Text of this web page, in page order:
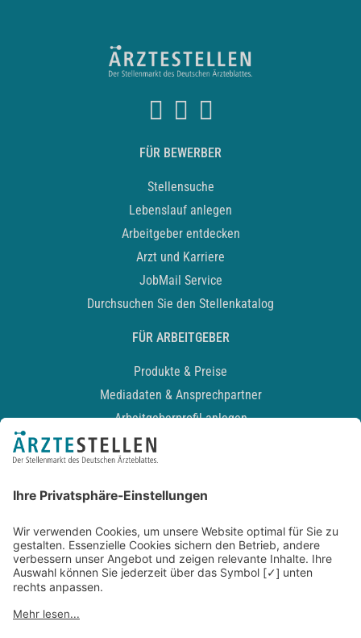
FÜR BEWERBER
Stellensuche
Lebenslauf anlegen
Arbeitgeber entdecken
Arzt und Karriere
JobMail Service
Durchsuchen Sie den Stellenkatalog
FÜR ARBEITGEBER
Produkte & Preise
Mediadaten & Ansprechpartner
Arbeitgeberprofil anlegen
Recruiting-Podcast
Kontakt
Datenschutz
Newsletter